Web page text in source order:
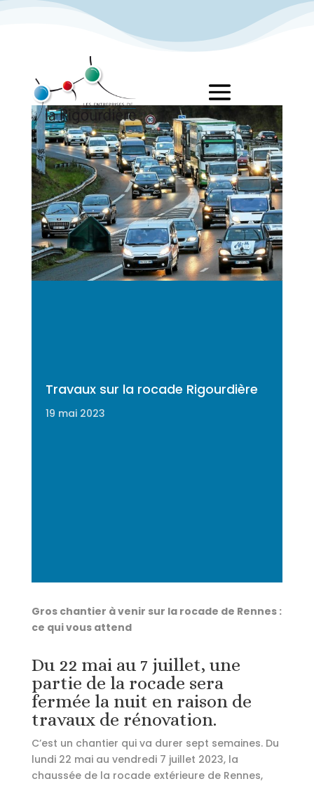
Travaux sur la rocade Rigourdière
19 mai 2023
Gros chantier à venir sur la rocade de Rennes :
ce qui vous attend
Du 22 mai au 7 juillet, une
partie de la rocade sera
fermée la nuit en raison de
travaux de rénovation.
C’est un chantier qui va durer sept semaines. Du
lundi 22 mai au vendredi 7 juillet 2023, la
chaussée de la rocade extérieure de Rennes,